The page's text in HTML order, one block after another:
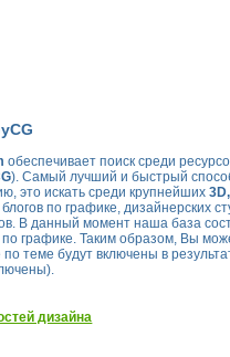
обеспечивает поиск среди
). Самый лучший и быстрый
это искать среди крупнейших
по графике, дизайнерских
В данный момент наша база
по графике. Таким образом, Вы
теме будут включены в
дизайна